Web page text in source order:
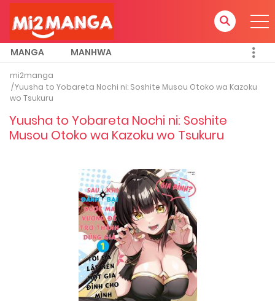
MANGA MANHWA
mi2manga
Yuusha to Yobareta Nochi ni: Soshite Musou Otoko wa Kazoku
wo Tsukuru
Yuusha to Yobareta Nochi ni: Soshite
Musou Otoko wa Kazoku wo Tsukuru